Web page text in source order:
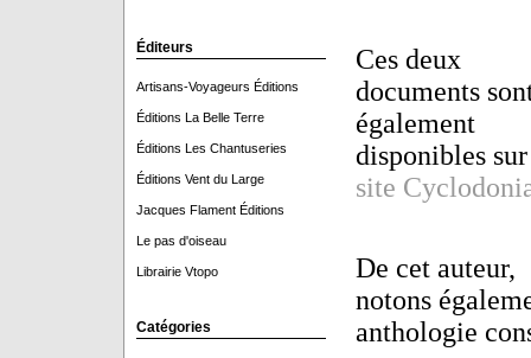
Éditeurs
Artisans-Voyageurs Éditions
Éditions La Belle Terre
Éditions Les Chantuseries
Éditions Vent du Large
Jacques Flament Éditions
Le pas d'oiseau
Librairie Vtopo
Catégories
Ces deux
documents
également
disponibles
site
De cet auteur,
notons
anthologie